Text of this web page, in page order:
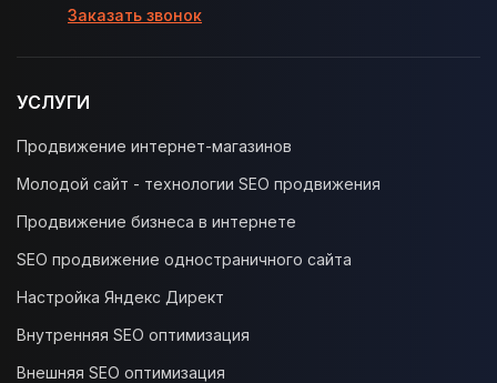
Заказать звонок
УСЛУГИ
Продвижение интернет-магазинов
Молодой сайт - технологии SEO продвижения
Продвижение бизнеса в интернете
SEO продвижение одностраничного сайта
Настройка Яндекс Директ
Внутренняя SEO оптимизация
Внешняя SEO оптимизация